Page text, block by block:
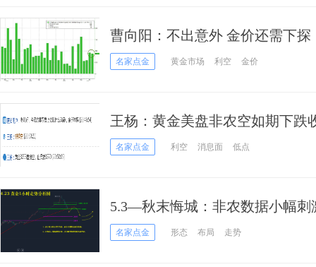
曹向阳：不出意外 金价还需下探
名家点金 黄金市场 利空 金价
王杨：黄金美盘非农空如期下跌
名家点金 利空 消息面 低点
5.3—秋末悔城：非农数据小幅刺
大变！
名家点金 形态 布局 走势